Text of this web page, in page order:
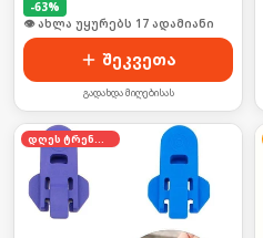
-63%
👁 ახლა უყურებს 17 ადამიანი
შეკვეთა
გადახდა მიღებისას